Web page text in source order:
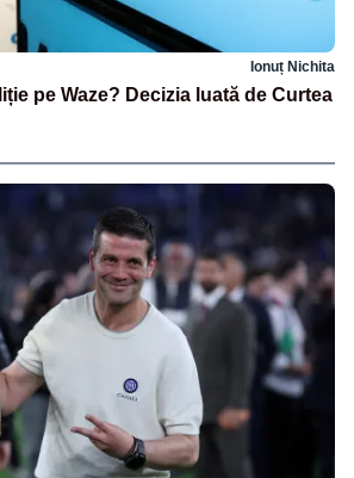
Ionuț Nichita
pe Waze? Decizia luată de Curtea